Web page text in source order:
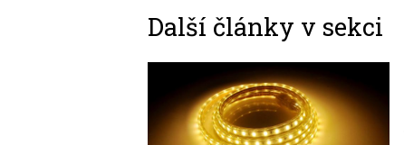
Další články v sekci